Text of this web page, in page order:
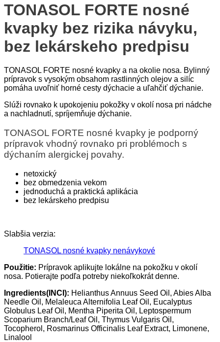
TONASOL FORTE nosné
kvapky bez rizika návyku,
bez lekárskeho predpisu
TONASOL FORTE nosné kvapky a na okolie nosa. Bylinný
prípravok s vysokým obsahom rastlinných olejov a silíc
pomáha uvoľniť horné cesty dýchacie a uľahčiť dýchanie.
Slúži rovnako k upokojeniu pokožky v okolí nosa pri nádche
a nachladnutí, spríjemňuje dýchanie.
TONASOL FORTE nosné kvapky je podporný
prípravok vhodný rovnako pri problémoch s
dýchaním alergickej povahy.
netoxický
bez obmedzenia vekom
jednoduchá a praktická aplikácia
bez lekárskeho predpisu
Slabšia verzia:
TONASOL nosné kvapky nenávykové
Použitie: Prípravok aplikujte lokálne na pokožku v okolí
nosa. Potierajte podľa potreby niekoľkokrát denne.
Ingredients(INCI): Helianthus Annuus Seed Oil, Abies Alba
Needle Oil, Melaleuca Alternifolia Leaf Oil, Eucalyptus
Globulus Leaf Oil, Mentha Piperita Oil, Leptospermum
Scoparium Branch/Leaf Oil, Thymus Vulgaris Oil,
Tocopherol, Rosmarinus Officinalis Leaf Extract, Limonene,
Linalool